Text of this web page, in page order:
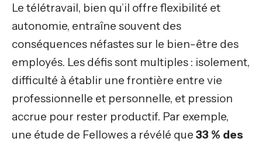
Le télétravail, bien qu’il offre flexibilité et
autonomie, entraîne souvent des
conséquences néfastes sur le bien-être des
employés. Les défis sont multiples : isolement,
difficulté à établir une frontière entre vie
professionnelle et personnelle, et pression
accrue pour rester productif. Par exemple,
une étude de Fellowes a révélé que 33 % des